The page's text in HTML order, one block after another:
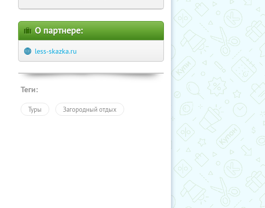
О партнере:
less-skazka.ru
Теги:
Туры Загородный отдых